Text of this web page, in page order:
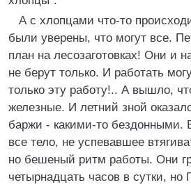
А с хлопцами что-то
были уверены, что могут все.
план на лесозаготовках! Они и
не берут только. И работать
только эту работу!.. А вышло,
железные. И летний зной
баржи - какими-то бездонными.
все тело, не успевавшее
но бешеный ритм работы. Они
четырнадцать часов в сутки,